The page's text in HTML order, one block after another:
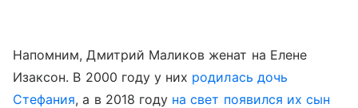
Напомним, Дмитрий Маликов женат на Елене
Изаксон. В 2000 году у них родилась дочь
Стефания, а в 2018 году на свет появился их сын